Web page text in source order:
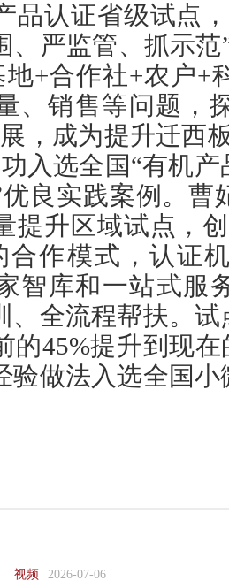
品认证省级试点
、严监管、抓示
+合作社+农户+
、销售等问题，
，成为提升迁西
入选全国“有机
良实践案例。曹
提升区域试点，
合作模式，认证
智库和一站式服
、全流程帮扶。
的45%提升到现
验做法入选全国
视频 2026-07-06